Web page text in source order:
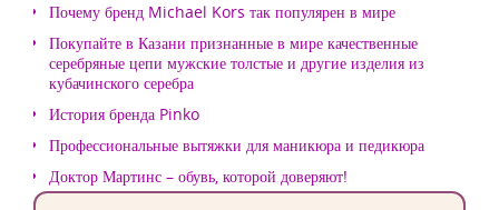
Почему бренд Michael Kors так популярен в мире
Покупайте в Казани признанные в мире качественные
серебряные цепи мужские толстые и другие изделия из
кубачинского серебра
История бренда Pinko
Профессиональные вытяжки для маникюра и педикюра
Доктор Мартинс – обувь, которой доверяют!